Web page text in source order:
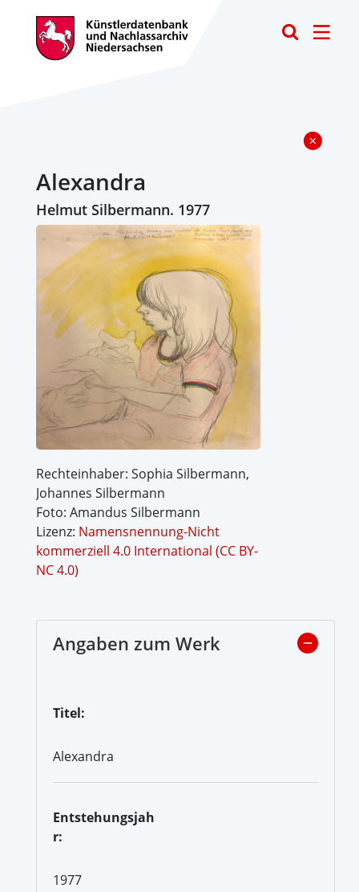
Alexandra
Helmut Silbermann. 1977
Rechteinhaber: Sophia Silbermann,
Johannes Silbermann
Foto: Amandus Silbermann
Lizenz: Namensnennung-Nicht
kommerziell 4.0 International (CC BY-
NC 4.0)
Angaben zum Werk
Titel:
Alexandra
Entstehungsjah
r:
1977